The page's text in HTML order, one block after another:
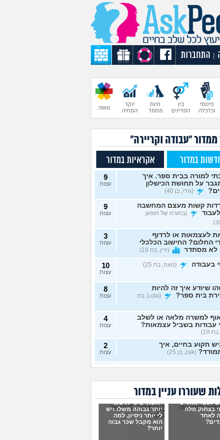
התחברות
פיננסי
וכלכלה
בין
הסדינים
חיות
מחמד
יוקר
המחיה
גאווה
ממדור "עבודה וקריירה"
במדור אקראיות במדור
למורה בבית ספר. איך
על תחושת הכישלון
(גידי, בן 40)
9
עצות
קשות מעצם המחשבה
(בחורה של חופש,
9
עצות
לעצמאות או לרדוף
החלום? החישוב הכלכלי
לא מסתדר
(ירין, בת 19)
3
עצות
בעבודה (נועה, בת 25) 10
עצות
שיודע איך זה להיות
בית ספר?
(Lola, בת
8
עצות
למשרה מלאה או לשלב
עבודות בשביל עצמאות?
19)
4
עצות
תקוע בחיים, איך
(zak, בן 25)
2
עצות
לעשות כסף מתמונות של
שיגלו אותי?
(אליס, בת
7
כמעט הכול בקשר
סלאש לימודים
שאין עתיד
(אנונימית, בת
4
עצות
שעוררו עניין במדור
לפטר אותי כי
בצחוק מלח
לאחד
הגשתי ציפיית שכר
יותר גבוהה משלו ויש
לי יותר ניסיון, למה
הוא מקבל שכר גבוה
יותר?